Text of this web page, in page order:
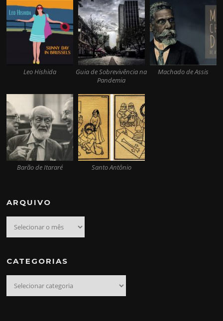
Leo Hishida
Guia de Sobrevivência na
Pandemia
Machado de Assis
Barão de Itararé Santo Antônio
ARQUIVO
CATEGORIAS